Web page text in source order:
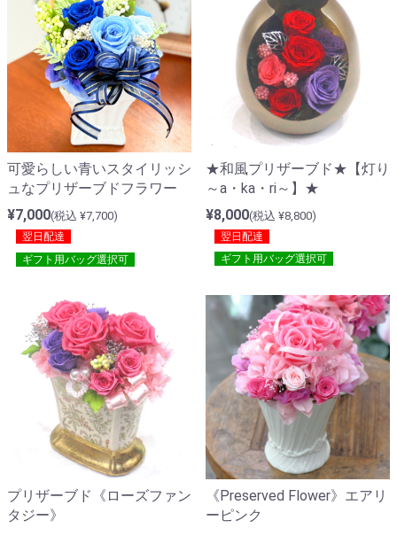
可愛らしい青いスタイリッシ
ュなプリザーブドフラワー
¥7,000(税込 ¥7,700)
翌日配達
ギフト用バッグ選択可
★和風プリザーブド★【灯り
～a・ka・ri～】★
¥8,000(税込 ¥8,800)
翌日配達
ギフト用バッグ選択可
プリザーブド《ローズファン
タジー》
《Preserved Flower》エアリ
ーピンク